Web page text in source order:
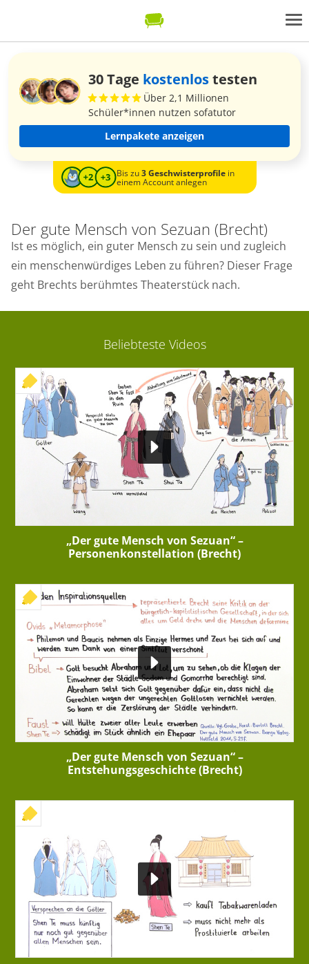
30 Tage kostenlostesten
Über 2,1 Millionen
Schüler*innen nutzen sofatutor
Lernpakete anzeigen
Bis zu3 Geschwisterprofilein
einem Account anlegen
Der gute Mensch von Sezuan (Brecht)
Ist es möglich, ein guter Mensch zu sein und zugleich
ein menschenwürdiges Leben zu führen? Dieser Frage
geht Brechts berühmtes Theaterstück nach.
Beliebteste Videos
+ INTERAKTIVE ÜBUNG
„Der gute Mensch von Sezuan“ –
Personenkonstellation (Brecht)
+ INTERAKTIVE ÜBUNG
„Der gute Mensch von Sezuan“ –
Entstehungsgeschichte (Brecht)